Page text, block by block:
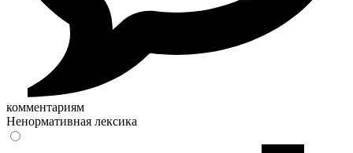
комментариям
Ненормативная лексика